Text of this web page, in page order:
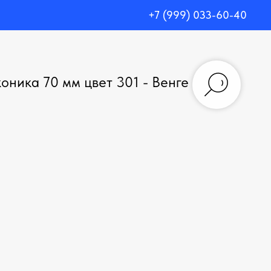
+7 (999) 033-60-40
70 мм цвет 301 - Венге